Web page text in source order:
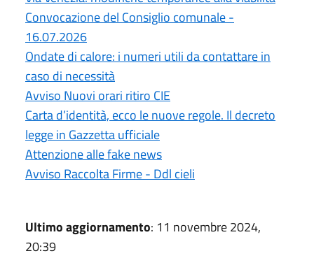
Convocazione del Consiglio comunale -
16.07.2026
Ondate di calore: i numeri utili da contattare in
caso di necessità
Avviso Nuovi orari ritiro CIE
Carta d’identità, ecco le nuove regole. Il decreto
legge in Gazzetta ufficiale
Attenzione alle fake news
Avviso Raccolta Firme - Ddl cieli
Ultimo aggiornamento: 11 novembre 2024,
20:39